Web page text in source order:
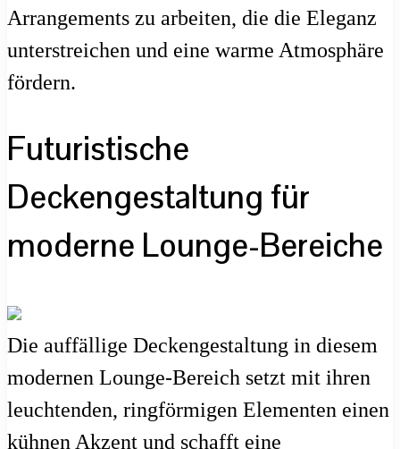
Arrangements zu arbeiten, die die Eleganz
unterstreichen und eine warme Atmosphäre
fördern.
Futuristische
Deckengestaltung für
moderne Lounge-Bereiche
Die auffällige Deckengestaltung in diesem
modernen Lounge-Bereich setzt mit ihren
leuchtenden, ringförmigen Elementen einen
kühnen Akzent und schafft eine